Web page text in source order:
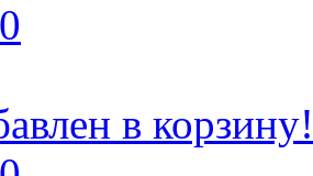
0
в корзину!